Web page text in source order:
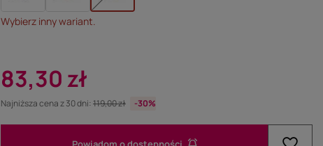
Wybierz inny wariant.
83,30 zł
Najniższa cena z 30 dni:119,00 zł -30%